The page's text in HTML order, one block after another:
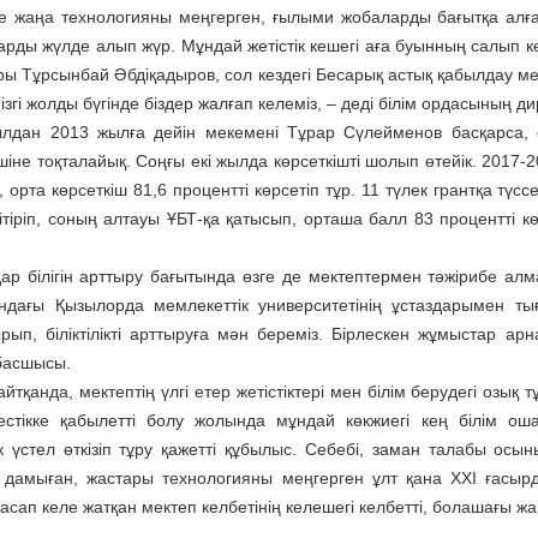
жаңа технологияны меңгерген, ғылыми жобаларды бағытқа
жүлде алып жүр. Мұндай жетістік кешегі аға буынның салып
Тұрсынбай Әбдіқадыров, сол кездегі Бесарық астық қабылдау
жолды бүгінде біздер жалғап келеміз, – деді білім
2013 жылға дейін мекемені Тұрар Сүлейменов басқарса,
тоқталайық. Соңғы екі жылда көрсеткішті шолып өтейік.
орта көрсеткіш 81,6 процентті көрсетіп тұр. 11 түлек грантқа
соның алтауы ҰБТ-қа қатысып, орташа балл 83 процентті
білігін арттыру бағытында өзге де мектептермен тәжірибе
Қызылорда мемлекеттік университетінің ұстаздарымен
біліктілікті арттыруға мән береміз. Бірлескен жұмыстар
мектептің үлгі етер жетістіктері мен білім берудегі озық
қабылетті болу жолында мұндай көкжиегі кең білім
үстел өткізіп тұру қажетті құбылыс. Себебі, заман талабы
жастары технологияны меңгерген ұлт қана ХХІ
келе жатқан мектеп келбетінің келешегі келбетті, болашағы